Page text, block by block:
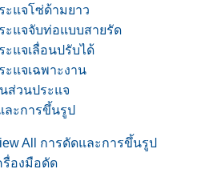
ะแจโซ่ด้ามยาว
ะแจจับท่อแบบสายรัด
ะแจเลื่อนปรับได้
ะแจเฉพาะงาน
ส่วนประแจ
ละการขึ้นรูป
All การดัดและการขึ้นรูป
รื่องมือดัด